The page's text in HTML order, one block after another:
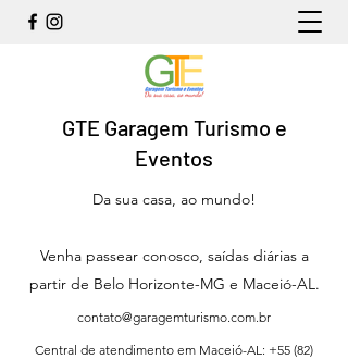
GTE Garagem Turismo e
Eventos
Da sua casa, ao mundo!
Venha passear conosco, saídas diárias a
partir de Belo Horizonte-MG e Maceió-AL.
contato@garagemturismo.com.br
Central de atendimento em Maceió-AL: +55 (82)